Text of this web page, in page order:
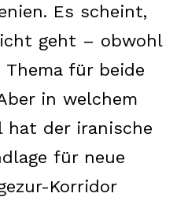
Es scheint,
geht – obwohl
für beide
in welchem
hat der iranische
für neue
Korridor